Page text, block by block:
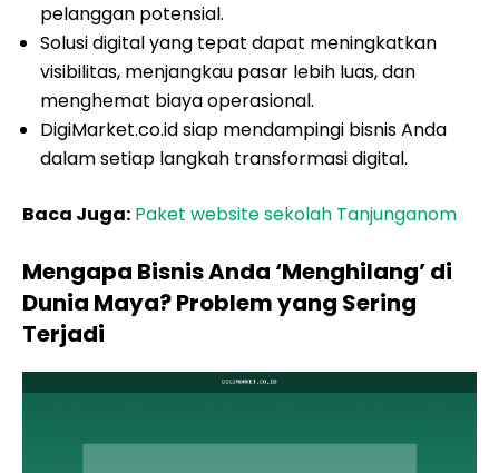
pelanggan potensial.
Solusi digital yang tepat dapat meningkatkan
visibilitas, menjangkau pasar lebih luas, dan
menghemat biaya operasional.
DigiMarket.co.id siap mendampingi bisnis Anda
dalam setiap langkah transformasi digital.
Baca Juga: Paket website sekolah Tanjunganom
Mengapa Bisnis Anda ‘Menghilang’ di
Dunia Maya? Problem yang Sering
Terjadi